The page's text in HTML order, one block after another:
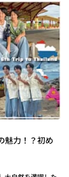
魅力！？初め